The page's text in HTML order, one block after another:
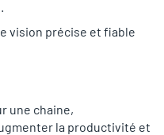
vision précise et fiable
une chaine,
la productivité et